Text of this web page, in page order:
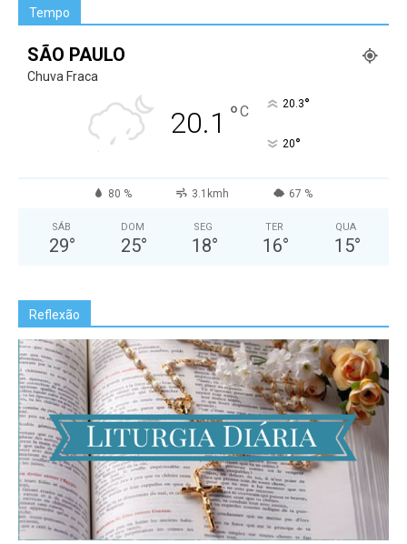
Tempo
SÃO PAULO
Chuva Fraca
20.1 °C 20.3°
20°
80 % 3.1kmh 67 %
SÁB
29°
DOM
25°
SEG
18°
TER
16°
QUA
15°
Reflexão